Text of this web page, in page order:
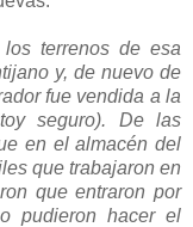
terrenos de esa
y, de nuevo de
fue vendida a la
seguro). De las
en el almacén del
que trabajaron en
que entraron por
pudieron hacer el